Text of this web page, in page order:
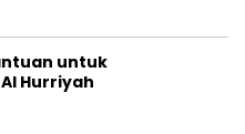
untuk
Hurriyah